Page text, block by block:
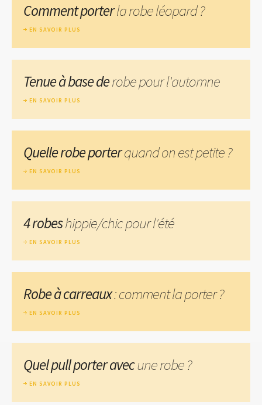
Comment porterla robe léopard ?
EN SAVOIR PLUS
Tenue à base derobe pour l'automne
EN SAVOIR PLUS
Quelle robe porterquand on est petite ?
EN SAVOIR PLUS
4 robeshippie/chic pour l'été
EN SAVOIR PLUS
Robe à carreaux: comment la porter ?
EN SAVOIR PLUS
Quel pull porter avecune robe ?
EN SAVOIR PLUS